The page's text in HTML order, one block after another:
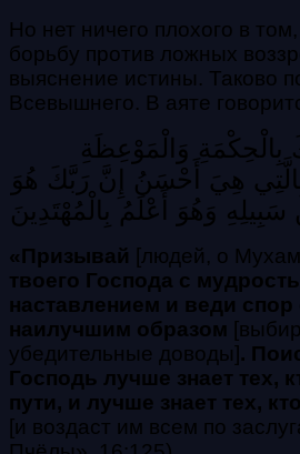
Но нет ничего плохого в
борьбу против ложных
выяснение истины. Таково
Всевышнего. В аяте
بِالْحِكْمَةِ وَالْمَوْعِظَةِ
بِالَّتِي هِيَ أَحْسَنُ إِنَّ رَبَّكَ هُوَ
وَهُوَ أَعْلَمُ بِالْمُهْتَدِينَ
«Призывай [людей, о
твоего Господа с
наставлением и веди спор
наилучшим образом
убедительные доводы].
Господь лучше знает тех,
пути, и лучше знает тех,
[и воздаст им всем по